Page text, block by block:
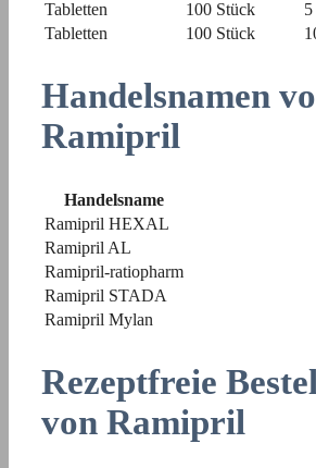
Tabletten
100 Stück
5
Tabletten
100 Stück
Handelsnamen
Ramipril
Handelsname
Ramipril HEXAL
Ramipril AL
Ramipril-ratiopharm
Ramipril STADA
Ramipril Mylan
Rezeptfreie
von Ramipril